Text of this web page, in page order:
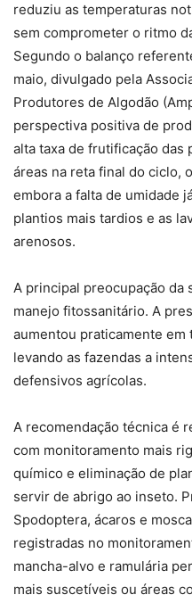
reduziu as temperaturas
sem comprometer o ritmo
Segundo o balanço
maio, divulgado pela
Produtores de Algodão
perspectiva positiva de
alta taxa de frutificação das
áreas na reta final do ciclo,
embora a falta de umidade
plantios mais tardios e as
arenosos.
A principal preocupação da
manejo fitossanitário. A
aumentou praticamente
levando as fazendas a
defensivos agrícolas.
A recomendação técnica é
com monitoramento mais
químico e eliminação de
servir de abrigo ao inseto.
Spodoptera, ácaros e
registradas no
mancha-alvo e ramulária
mais suscetíveis ou áreas